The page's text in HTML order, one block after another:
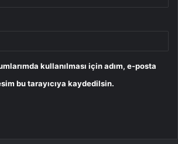
kullanılması için adım, e-posta
bu tarayıcıya kaydedilsin.